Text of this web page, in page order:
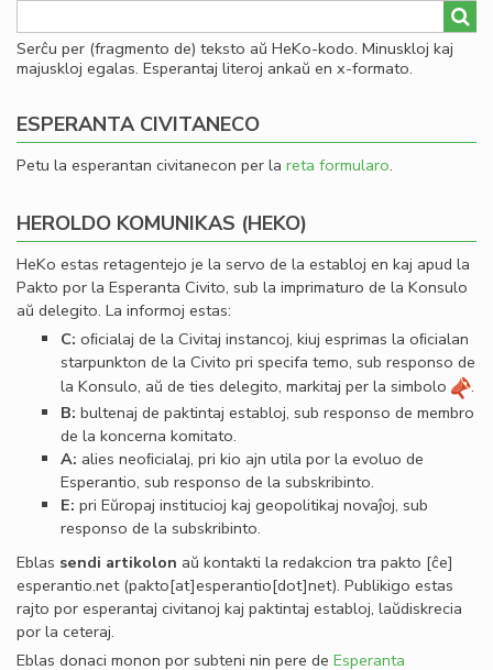
Serĉu per (fragmento de) teksto aŭ HeKo-kodo. Minuskloj kaj
majuskloj egalas. Esperantaj literoj ankaŭ en x-formato.
ESPERANTA CIVITANECO
Petu la esperantan civitanecon per la reta formularo.
HEROLDO KOMUNIKAS (HEKO)
HeKo estas retagentejo je la servo de la establoj en kaj apud la
Pakto por la Esperanta Civito, sub la imprimaturo de la Konsulo
aŭ delegito. La informoj estas:
C: oﬁcialaj de la Civitaj instancoj, kiuj esprimas la oﬁcialan
starpunkton de la Civito pri specifa temo, sub responso de
la Konsulo, aŭ de ties delegito, markitaj per la simbolo
.
B: bultenaj de paktintaj establoj, sub responso de membro
de la koncerna komitato.
A: alies neoﬁcialaj, pri kio ajn utila por la evoluo de
Esperantio, sub responso de la subskribinto.
E: pri Eŭropaj institucioj kaj geopolitikaj novaĵoj, sub
responso de la subskribinto.
Eblas sendi artikolon aŭ kontakti la redakcion tra pakto [ĉe]
esperantio.net(pakto[at]esperantio[dot]net). Publikigo estas
rajto por esperantaj civitanoj kaj paktintaj establoj, laŭdiskrecia
por la ceteraj.
Eblas donaci monon por subteni nin pere de Esperanta